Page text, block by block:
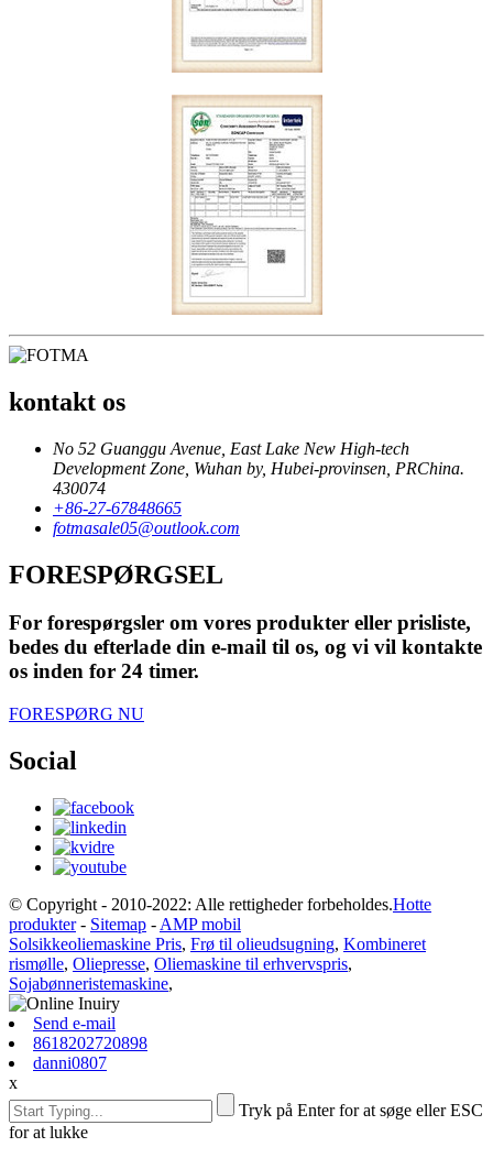
kontakt os
No 52 Guanggu Avenue, East Lake New High-tech
Development Zone, Wuhan by, Hubei-provinsen, PRChina.
430074
+86-27-67848665
fotmasale05@outlook.com
FORESPØRGSEL
For forespørgsler om vores produkter eller prisliste,
bedes du efterlade din e-mail til os, og vi vil kontakte
os inden for 24 timer.
FORESPØRG NU
Social
© Copyright - 2010-2022: Alle rettigheder forbeholdes.Hotte
produkter- Sitemap - AMP mobil
Solsikkeoliemaskine Pris, Frø til olieudsugning, Kombineret
rismølle, Oliepresse, Oliemaskine til erhvervspris,
Sojabønneristemaskine,
Send e-mail
8618202720898
danni0807
x
Tryk på Enter for at søge eller ESC
for at lukke